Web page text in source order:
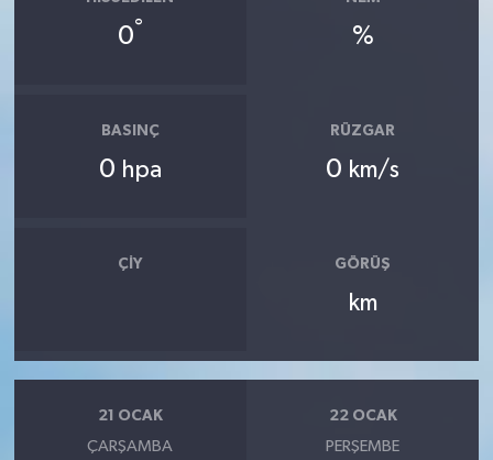
0° %
BASINÇ
0 hpa
RÜZGAR
0 km/s
ÇIY GÖRÜŞ
km
21 OCAK
ÇARŞAMBA
22 OCAK
PERŞEMBE